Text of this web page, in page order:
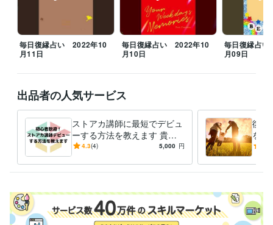
資格・検定
九星気学鑑定士 取得年 : 2013年
タロットカード士 取得年 : 2018年
タロットリーディングマスター 取得年 : 2018年
第二種電気主任技術者 取得年 : 2018年
第一種電気主任技術者 取得年 : 2018年
2級電気工事施工管理技士
1級電気工事施工管理技士 取得年 : 2015年
普通自動車第一種運転免許 取得年 : 2003年
数秘術鑑定士 取得年 : 2018年
2級土木施工管理技士 取得年 : 2002年
得意分野
占い あなたの内なる響きを誠心誠意お伝えします
恋愛、不倫、復縁、
毎日復縁占い 2022年10
月11日
毎日復縁占い 2022年10
月10日
毎日復縁占
月09日
出品者の人気サービス
ストアカ講師に最短でデビュ
ーする方法を教えます 貴方
の好きがお金に代わる初心者
です
4.3(4) 5,000 円
復縁
を最
今ま
最終